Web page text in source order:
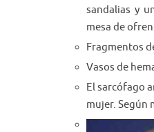
sandalias y
mesa de
Fragmentos
Vasos de
El sarcófago
mujer. Según